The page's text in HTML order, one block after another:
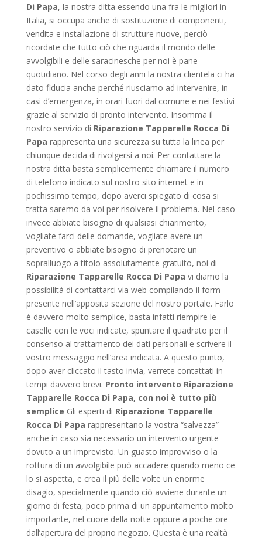
Di Papa, la nostra ditta essendo una fra le migliori in
Italia, si occupa anche di sostituzione di componenti,
vendita e installazione di strutture nuove, perciò
ricordate che tutto ciò che riguarda il mondo delle
avvolgibili e delle saracinesche per noi è pane
quotidiano. Nel corso degli anni la nostra clientela ci ha
dato fiducia anche perché riusciamo ad intervenire, in
casi d’emergenza, in orari fuori dal comune e nei festivi
grazie al servizio di pronto intervento. Insomma il
nostro servizio di Riparazione Tapparelle Rocca Di
Papa rappresenta una sicurezza su tutta la linea per
chiunque decida di rivolgersi a noi. Per contattare la
nostra ditta basta semplicemente chiamare il numero
di telefono indicato sul nostro sito internet e in
pochissimo tempo, dopo averci spiegato di cosa si
tratta saremo da voi per risolvere il problema. Nel caso
invece abbiate bisogno di qualsiasi chiarimento,
vogliate farci delle domande, vogliate avere un
preventivo o abbiate bisogno di prenotare un
sopralluogo a titolo assolutamente gratuito, noi di
Riparazione Tapparelle Rocca Di Papa vi diamo la
possibilità di contattarci via web compilando il form
presente nell’apposita sezione del nostro portale. Farlo
è davvero molto semplice, basta infatti riempire le
caselle con le voci indicate, spuntare il quadrato per il
consenso al trattamento dei dati personali e scrivere il
vostro messaggio nell’area indicata. A questo punto,
dopo aver cliccato il tasto invia, verrete contattati in
tempi davvero brevi. Pronto intervento Riparazione
Tapparelle Rocca Di Papa, con noi è tutto più
semplice Gli esperti di Riparazione Tapparelle
Rocca Di Papa rappresentano la vostra “salvezza”
anche in caso sia necessario un intervento urgente
dovuto a un imprevisto. Un guasto improvviso o la
rottura di un avvolgibile può accadere quando meno ce
lo si aspetta, e crea il più delle volte un enorme
disagio, specialmente quando ciò avviene durante un
giorno di festa, poco prima di un appuntamento molto
importante, nel cuore della notte oppure a poche ore
dall’apertura del proprio negozio. Questa è una realtà